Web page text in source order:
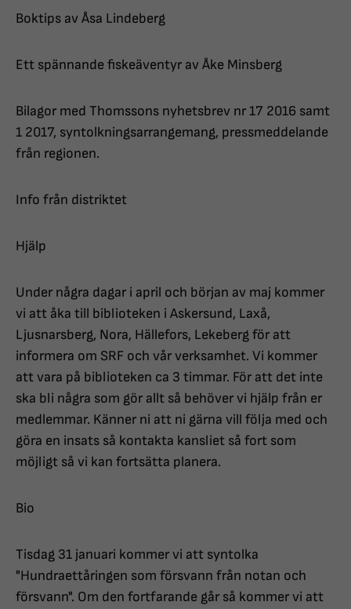
Boktips av Åsa Lindeberg
Ett spännande fiskeäventyr av Åke Minsberg
Bilagor med Thomssons nyhetsbrev nr 17 2016 samt
1 2017, syntolkningsarrangemang, pressmeddelande
från regionen.
Info från distriktet
Hjälp
Under några dagar i april och början av maj kommer
vi att åka till biblioteken i Askersund, Laxå,
Ljusnarsberg, Nora, Hällefors, Lekeberg för att
informera om SRF och vår verksamhet. Vi kommer
att vara på biblioteken ca 3 timmar. För att det inte
ska bli några som gör allt så behöver vi hjälp från er
medlemmar. Känner ni att ni gärna vill följa med och
göra en insats så kontakta kansliet så fort som
möjligt så vi kan fortsätta planera.
Bio
Tisdag 31 januari kommer vi att syntolka
"Hundraettåringen som försvann från notan och
försvann". Om den fortfarande går så kommer vi att